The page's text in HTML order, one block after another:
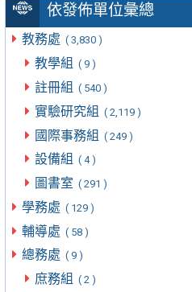
依發佈單位彙總
教務處 ( 3,830 )
教學組 ( 9 )
註冊組 ( 540 )
實驗研究組 ( 2,119 )
國際事務組 ( 249 )
設備組 ( 4 )
圖書室 ( 291 )
學務處 ( 129 )
輔導處 ( 58 )
總務處 ( 9 )
庶務組 ( 2 )